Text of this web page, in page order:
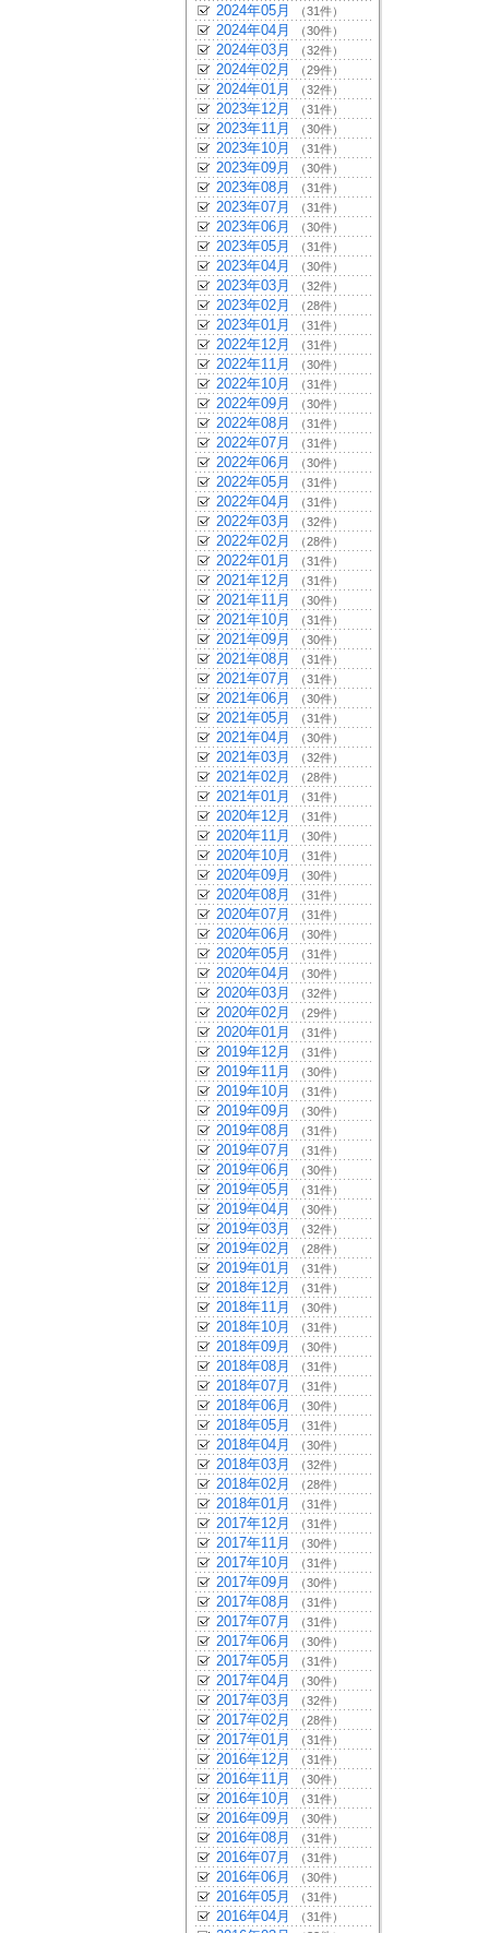
2024年05月 （31件）
2024年04月 （30件）
2024年03月 （32件）
2024年02月 （29件）
2024年01月 （32件）
2023年12月 （31件）
2023年11月 （30件）
2023年10月 （31件）
2023年09月 （30件）
2023年08月 （31件）
2023年07月 （31件）
2023年06月 （30件）
2023年05月 （31件）
2023年04月 （30件）
2023年03月 （32件）
2023年02月 （28件）
2023年01月 （31件）
2022年12月 （31件）
2022年11月 （30件）
2022年10月 （31件）
2022年09月 （30件）
2022年08月 （31件）
2022年07月 （31件）
2022年06月 （30件）
2022年05月 （31件）
2022年04月 （31件）
2022年03月 （32件）
2022年02月 （28件）
2022年01月 （31件）
2021年12月 （31件）
2021年11月 （30件）
2021年10月 （31件）
2021年09月 （30件）
2021年08月 （31件）
2021年07月 （31件）
2021年06月 （30件）
2021年05月 （31件）
2021年04月 （30件）
2021年03月 （32件）
2021年02月 （28件）
2021年01月 （31件）
2020年12月 （31件）
2020年11月 （30件）
2020年10月 （31件）
2020年09月 （30件）
2020年08月 （31件）
2020年07月 （31件）
2020年06月 （30件）
2020年05月 （31件）
2020年04月 （30件）
2020年03月 （32件）
2020年02月 （29件）
2020年01月 （31件）
2019年12月 （31件）
2019年11月 （30件）
2019年10月 （31件）
2019年09月 （30件）
2019年08月 （31件）
2019年07月 （31件）
2019年06月 （30件）
2019年05月 （31件）
2019年04月 （30件）
2019年03月 （32件）
2019年02月 （28件）
2019年01月 （31件）
2018年12月 （31件）
2018年11月 （30件）
2018年10月 （31件）
2018年09月 （30件）
2018年08月 （31件）
2018年07月 （31件）
2018年06月 （30件）
2018年05月 （31件）
2018年04月 （30件）
2018年03月 （32件）
2018年02月 （28件）
2018年01月 （31件）
2017年12月 （31件）
2017年11月 （30件）
2017年10月 （31件）
2017年09月 （30件）
2017年08月 （31件）
2017年07月 （31件）
2017年06月 （30件）
2017年05月 （31件）
2017年04月 （30件）
2017年03月 （32件）
2017年02月 （28件）
2017年01月 （31件）
2016年12月 （31件）
2016年11月 （30件）
2016年10月 （31件）
2016年09月 （30件）
2016年08月 （31件）
2016年07月 （31件）
2016年06月 （30件）
2016年05月 （31件）
2016年04月 （31件）